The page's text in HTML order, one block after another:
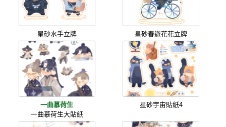
星砂水手立牌 星砂春遊花花立牌
一曲慕荷生
一曲慕荷生大貼紙
星砂宇宙貼紙4